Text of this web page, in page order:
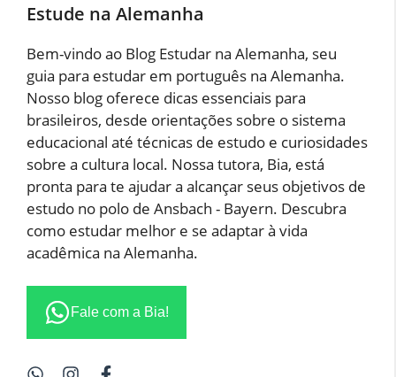
Estude na Alemanha
Bem-vindo ao Blog Estudar na Alemanha, seu
guia para estudar em português na Alemanha.
Nosso blog oferece dicas essenciais para
brasileiros, desde orientações sobre o sistema
educacional até técnicas de estudo e curiosidades
sobre a cultura local. Nossa tutora, Bia, está
pronta para te ajudar a alcançar seus objetivos de
estudo no polo de Ansbach - Bayern. Descubra
como estudar melhor e se adaptar à vida
acadêmica na Alemanha.
Fale com a Bia!